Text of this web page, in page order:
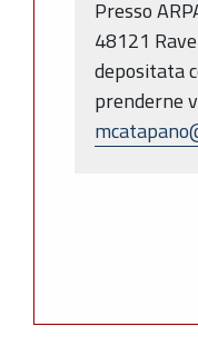
Presso
48121
depositata
prenderne